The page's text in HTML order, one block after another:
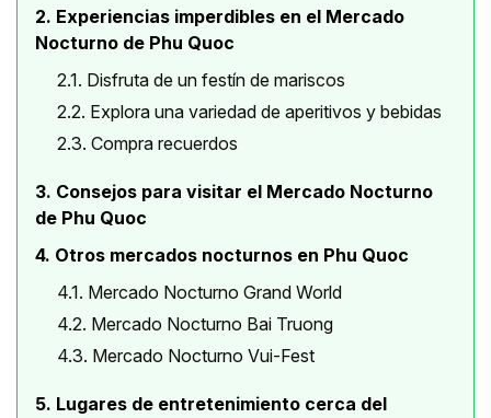
2. Experiencias imperdibles en el Mercado
Nocturno de Phu Quoc
2.1. Disfruta de un festín de mariscos
2.2. Explora una variedad de aperitivos y bebidas
2.3. Compra recuerdos
3. Consejos para visitar el Mercado Nocturno
de Phu Quoc
4. Otros mercados nocturnos en Phu Quoc
4.1. Mercado Nocturno Grand World
4.2. Mercado Nocturno Bai Truong
4.3. Mercado Nocturno Vui-Fest
5. Lugares de entretenimiento cerca del